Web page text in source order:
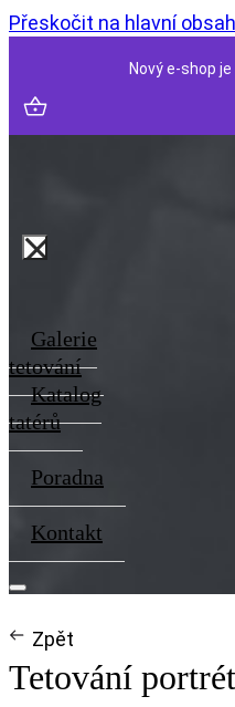
Přeskočit na hlavní obsah
Nový e-shop
Galerie
tetování
Katalog
tatérů
Poradna
Kontakt
Zpět
Tetování